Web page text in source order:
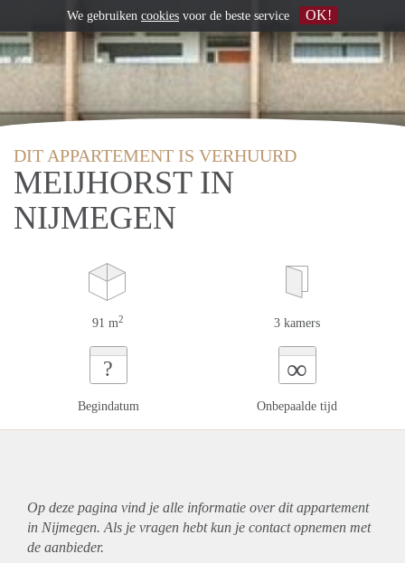
DIT APPARTEMENT IS VERHUURD
MEIJHORST IN
NIJMEGEN
91 m2 3 kamers
?
Begindatum
∞
Onbepaalde tijd
Op deze pagina vind je alle informatie over ditappartement
in Nijmegen. Als je vragen hebt kun je contact opnemen met
de aanbieder.
We gebruiken cookies voor de beste service OK!